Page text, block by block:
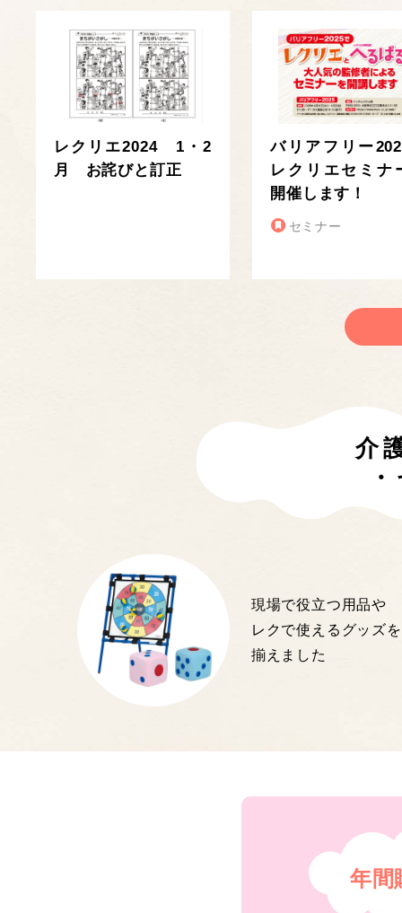
レクリエ2024 1・2
月 お詫びと訂正
バリアフリー
レクリエセミナ
開催します！
セミナー
介
現場で役立つ用品や
レクで使えるグッズを
揃えました
年間